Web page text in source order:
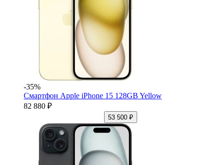
-35%
Смартфон Apple iPhone 15 128GB Yellow
82 880 ₽
53 500 ₽